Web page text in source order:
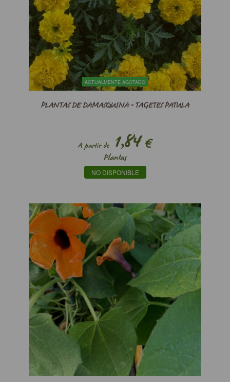
ACTUALMENTE AGOTADO
PLANTAS DE DAMASQUINA - TAGETES PATULA
A partir de1,84€
Plantas
NO DISPONIBLE